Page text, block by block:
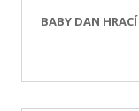
BABY DAN